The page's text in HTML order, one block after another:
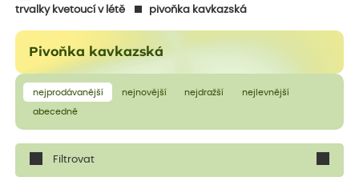
trvalky kvetoucí v létě
pivoňka kavkazská
Pivoňka kavkazská
nejprodávanější nejnovější nejdražší nejlevnější
abecedně
Filtrovat